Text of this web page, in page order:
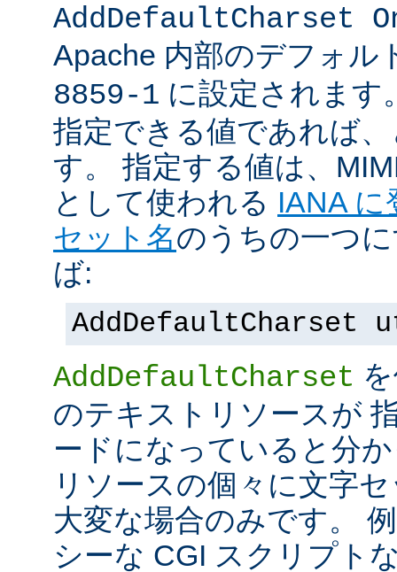
AddDefaultCharset
Apache 内部のデフォル
8859-1 に設定されま
指定できる値であれば
す。 指定する値は、
として使われる IANA
セット名のうちの一つ
ば:
AddDefaultCharset
AddDefaultCharset
のテキストリソースが
ードになっていると分
リソースの個々に文字
大変な場合のみです。
シーな CGI スクリプト